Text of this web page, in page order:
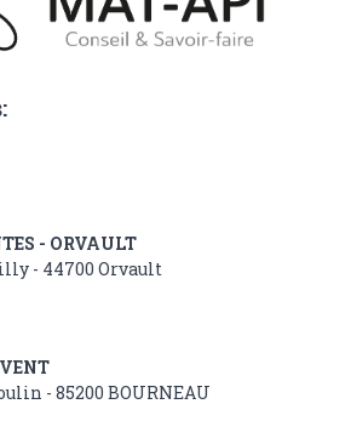
- ORVAULT
- 44700 Orvault
- 85200 BOURNEAU